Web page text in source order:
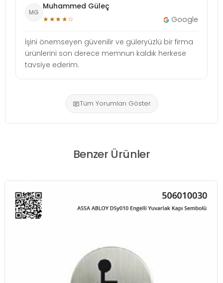
MG
Muhammed Güleç
★★★★☆ Google
İşini önemseyen güvenilir ve güleryüzlü bir firma
ürünlerini son derece memnun kaldık herkese
tavsiye ederim.
Tüm Yorumları Göster
Benzer Ürünler
OMEGA Master